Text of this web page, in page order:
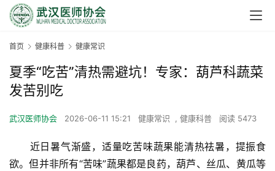
首页 健康科普 健康常识
夏季“吃苦”清热需避坑！专家：葫芦科蔬菜
发苦别吃
武汉医师协会 2026-06-11 15:21 健康常识 , 健康科普 阅读 5473
近日暑气渐盛，适量吃苦味蔬果能清热祛暑，提振食
欲。但并非所有“苦味”蔬果都是良药，葫芦、丝瓜、黄瓜等